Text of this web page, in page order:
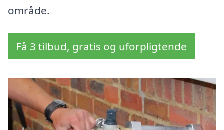
område.
Få 3 tilbud, gratis og uforpligtende